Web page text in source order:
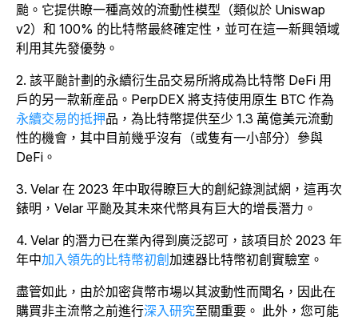
颱。它提供瞭一種高效的流動性模型（類似於 Uniswap
v2）和 100% 的比特幣最終確定性，並可在這一新興領域
利用其先發優勢。
2. 該平颱計劃的永續衍生品交易所將成為比特幣 DeFi 用
戶的另一款新産品。PerpDEX 將支持使用原生 BTC 作為
永續交易的抵押品 ，為比特幣提供至少 1.3 萬億美元流動
性的機會，其中目前幾乎沒有（或隻有一小部分）參與
DeFi。
3. Velar 在 2023 年中取得瞭巨大的創紀錄測試網，這再次
錶明，Velar 平颱及其未來代幣具有巨大的增長潛力。
4. Velar 的潛力已在業內得到廣泛認可，該項目於 2023 年
年中加入領先的比特幣初創 加速器比特幣初創實驗室。
盡管如此，由於加密貨幣市場以其波動性而聞名，因此在
購買非主流幣之前進行深入研究至關重要 。 此外，您可能